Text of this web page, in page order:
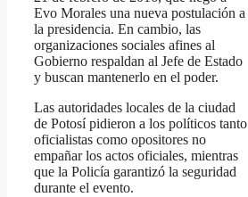
Evo Morales una nueva postulación a
la presidencia. En cambio, las
organizaciones sociales afines al
Gobierno respaldan al Jefe de Estado
y buscan mantenerlo en el poder.
Las autoridades locales de la ciudad
de Potosí pidieron a los políticos tanto
oficialistas como opositores no
empañar los actos oficiales, mientras
que la Policía garantizó la seguridad
durante el evento.